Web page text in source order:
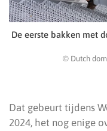
De eerste bakken met
© Dutch
Dat gebeurt tijdens
2024, het nog enige